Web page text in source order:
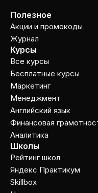
Полезное
Акции и промокоды
Журнал
Курсы
Все курсы
Бесплатные курсы
Маркетинг
Менеджмент
Английский язык
Финансовая
Аналитика
Школы
Рейтинг школ
Яндекс Практикум
Skillbox